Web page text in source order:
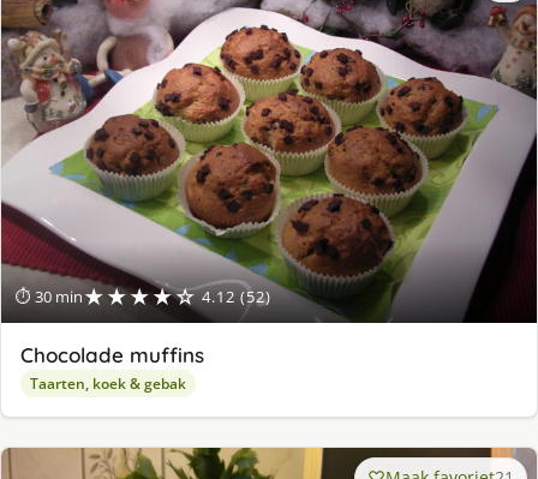
⏱ 30 min★★★★☆ 4.12 (52)
Chocolade muffins
Taarten, koek & gebak